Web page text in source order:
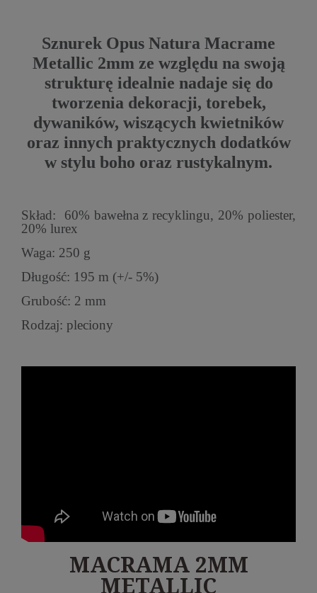
Sznurek Opus Natura Macrame
Metallic 2mm ze względu na swoją
strukturę idealnie nadaje się do
tworzenia dekoracji, torebek,
dywaników, wiszących kwietników
oraz innych praktycznych dodatków
w stylu boho oraz rustykalnym.
Skład: 60% bawełna z recyklingu, 20% poliester,
20% lurex
Waga: 250 g
Długość: 195 m (+/- 5%)
Grubość: 2 mm
Rodzaj: pleciony
MACRAMA 2MM
METALLIC